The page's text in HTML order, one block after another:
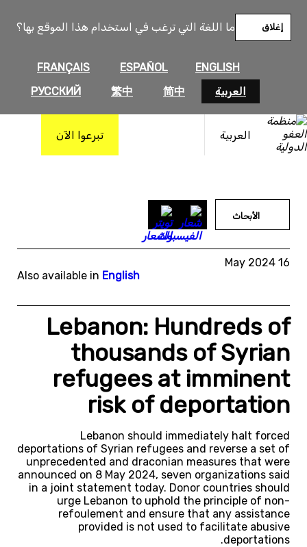
ما اللغة التي ترغب في استخدام هذا الموقع بها؟
ENGLISH
ESPAÑOL
FRANÇAIS
العربية
简中
繁中
РУССКИЙ
إغلاق
العربية تبرعوا الآن
المحتوى
الأبحاث
16 May 2024
Also available in English
Lebanon: Hundreds of
thousands of Syrian
refugees at imminent
risk of deportation
Lebanon should immediately halt forced
deportations of Syrian refugees and reverse a set of
unprecedented and draconian measures that were
announced on 8 May 2024, seven organizations said
in a joint statement today. Donor countries should
urge Lebanon to uphold the principle of non-
refoulement and ensure that any assistance
provided is not used to facilitate abusive
deportations.